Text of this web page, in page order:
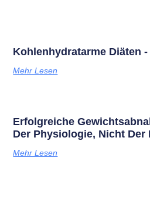
Kohlenhydratarme Diäten
Mehr Lesen
Erfolgreiche
Der Physiologie, Nicht Der
Mehr Lesen